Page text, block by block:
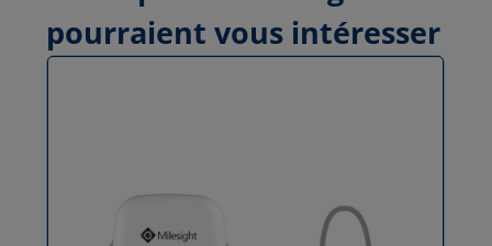
pourraient vous intéresser